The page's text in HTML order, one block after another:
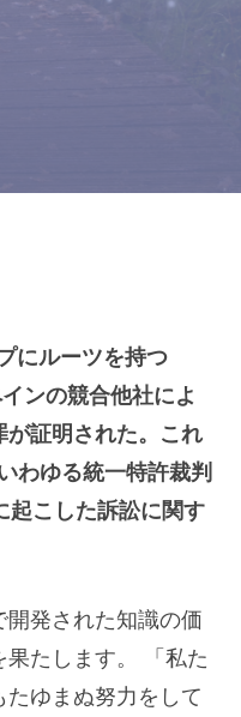
にルーツを持つ
ンの競合他社によ
証明された。これ
わゆる統一特許裁判
起こした訴訟に関す
発された知識の価
たします。 「私た
ゆまぬ努力をして